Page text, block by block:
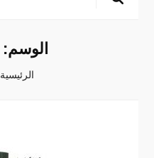
الوسم:
الرئيسية